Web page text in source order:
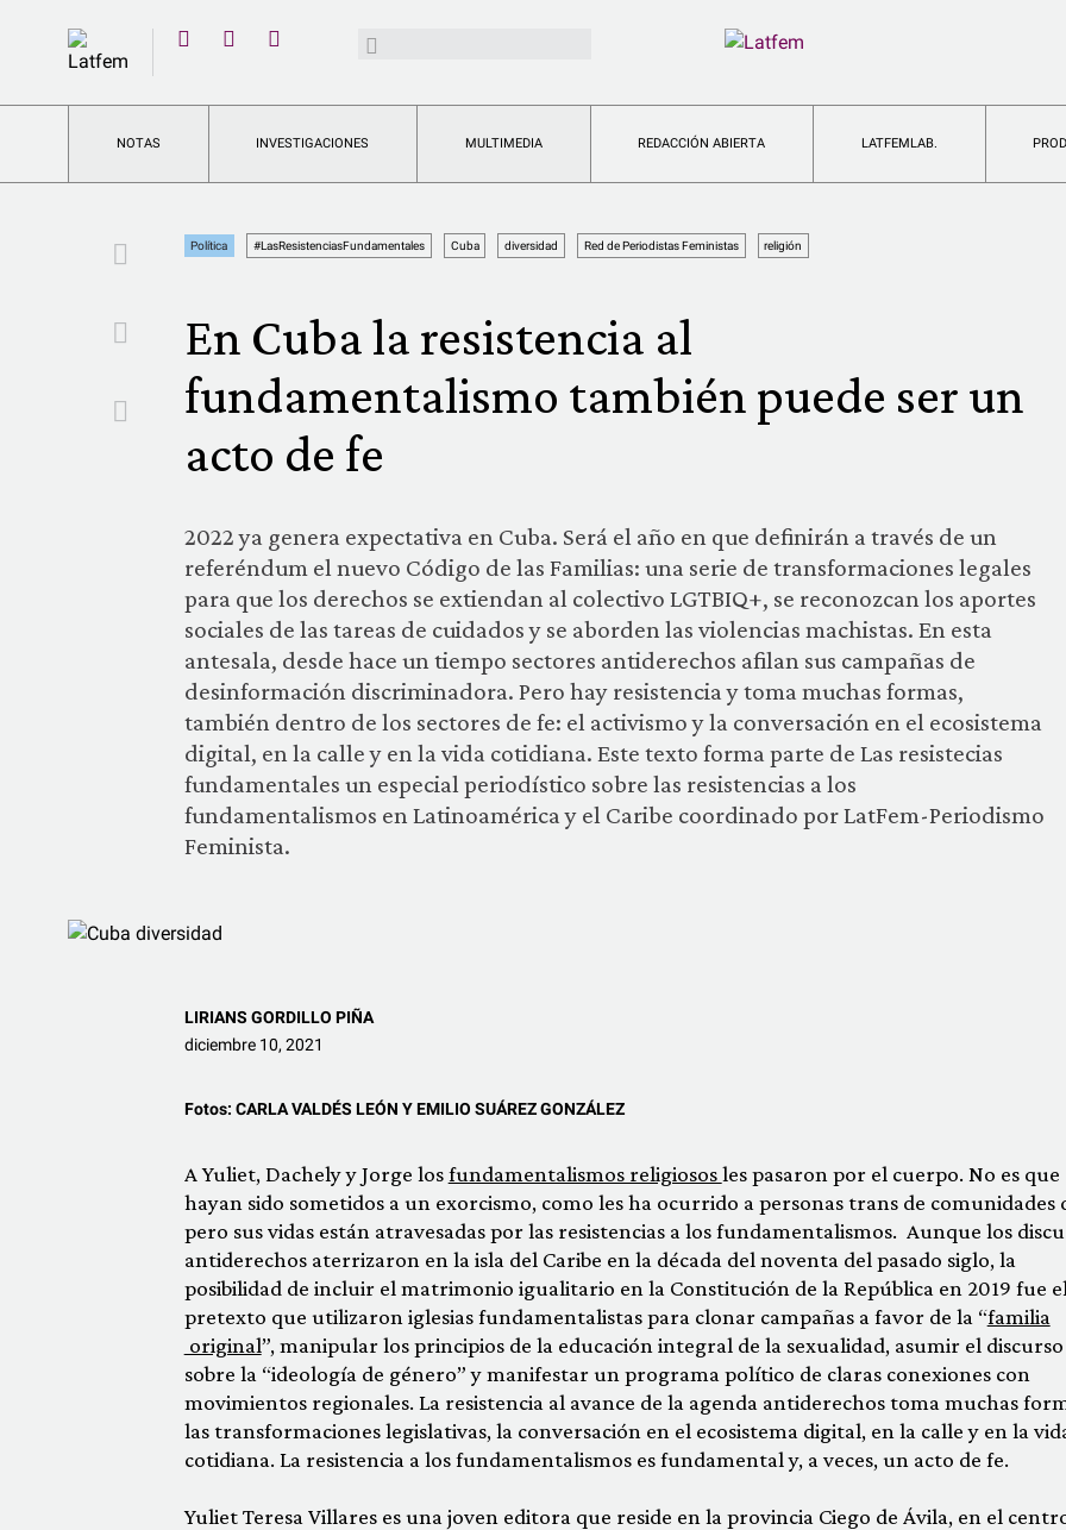
YouTubeBuscar:
NOTAS INVESTIGACIONES MULTIMEDIA REDACCIÓN ABIERTA LATFEMLAB.
Facebook
Twitter
Email
Política #LasResistenciasFundamentales Cuba diversidad Red de Periodistas Feministas religión
En Cuba la resistencia al
fundamentalismo también puede ser un
acto de fe
2022 ya genera expectativa en Cuba. Será el año en que definirán a través de un
referéndum el nuevo Código de las Familias: una serie de transformaciones legales
para que los derechos se extiendan al colectivo LGTBIQ+, se reconozcan los aportes
sociales de las tareas de cuidados y se aborden las violencias machistas. En esta
antesala, desde hace un tiempo sectores antiderechos afilan sus campañas de
desinformación discriminadora. Pero hay resistencia y toma muchas formas,
también dentro de los sectores de fe: el activismo y la conversación en el ecosistema
digital, en la calle y en la vida cotidiana. Este texto forma parte de Las resistecias
fundamentales un especial periodístico sobre las resistencias a los
fundamentalismos en Latinoamérica y el Caribe coordinado por LatFem-Periodismo
Feminista.
LIRIANS GORDILLO PIÑA
diciembre 10, 2021
Fotos: CARLA VALDÉS LEÓN Y EMILIO SUÁREZ GONZÁLEZ
A Yuliet, Dachely y Jorge losfundamentalismos religiososles pasaron por el cuerpo. No es que
hayan sido sometidos a un exorcismo, como les ha ocurrido a personas trans de comunidades
pero sus vidas están atravesadas por las resistencias a los fundamentalismos. Aunque los
antiderechos aterrizaron en la isla del Caribe en la década del noventa del pasado siglo, la
posibilidad de incluir el matrimonio igualitario en la Constitución de la República en 2019 fue
pretexto que utilizaron iglesias fundamentalistas para clonar campañas a favor de la “familia
original”, manipular los principios de la educación integral de la sexualidad, asumir el discurso
sobre la “ideología de género” y manifestar un programa político de claras conexiones con
movimientos regionales. La resistencia al avance de la agenda antiderechos toma muchas
las transformaciones legislativas, la conversación en el ecosistema digital, en la calle y en la
cotidiana. La resistencia a los fundamentalismos es fundamental y, a veces, un acto de fe.
Yuliet Teresa Villares es una joven editora que reside en la provincia Ciego de Ávila, en el